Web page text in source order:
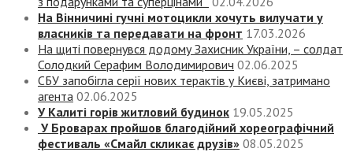
На Вінничині гучні мотоцикли хочуть вилучати у
власників та передавати на фронт 17.03.2026
На щиті повернувся додому Захисник України, – солдат
Солодкий Серафим Володимирович 02.06.2025
СБУ запобігла серії нових терактів у Києві, затримано
агента 02.06.2025
У Калиті горів житловий будинок 19.05.2025
У Броварах пройшов благодійний хореографічний
фестиваль «Смайл скликає друзів» 08.05.2025